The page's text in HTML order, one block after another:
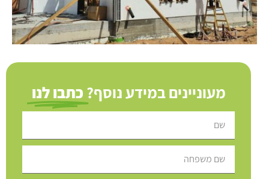
מעוניינים במידע נוסף? כתבו לנו